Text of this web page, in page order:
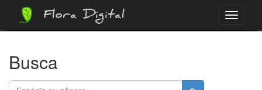
Menu
Flora Digital
Busca